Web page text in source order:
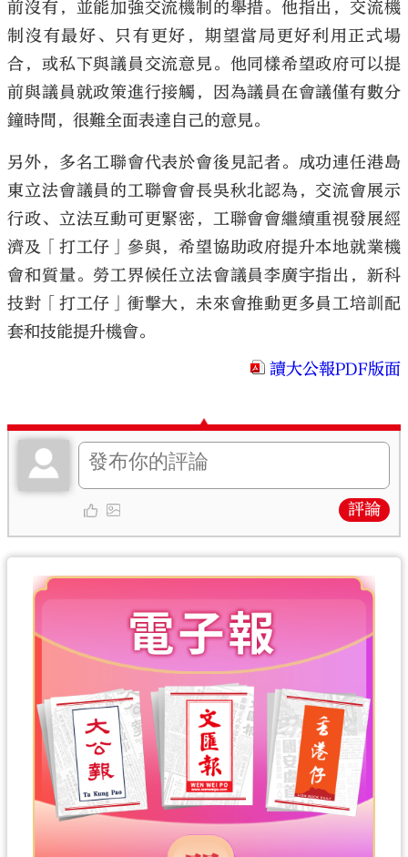
前沒有，並能加強交流機制的舉措。他指出，交流機
制沒有最好、只有更好，期望當局更好利用正式場
合，或私下與議員交流意見。他同樣希望政府可以提
前與議員就政策進行接觸，因為議員在會議僅有數分
鐘時間，很難全面表達自己的意見。
另外，多名工聯會代表於會後見記者。成功連任港島
東立法會議員的工聯會會長吳秋北認為，交流會展示
行政、立法互動可更緊密，工聯會會繼續重視發展經
濟及「打工仔」參與，希望協助政府提升本地就業機
會和質量。勞工界候任立法會議員李廣宇指出，新科
技對「打工仔」衝擊大，未來會推動更多員工培訓配
套和技能提升機會。
讀大公報PDF版面
評論